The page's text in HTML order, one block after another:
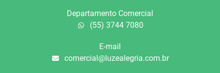
Departamento Comercial
(55) 3744 7080
E-mail
comercial@luzealegria.com.br